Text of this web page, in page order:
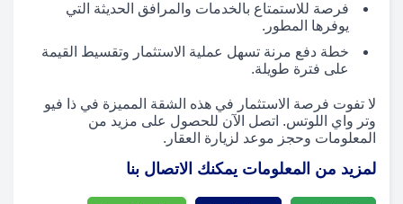
فرصة للاستمتاع بالخدمات والمرافق الحديثة التي
يوفرها المطور.
خطة دفع مرنة تسهل عملية الاستثمار وتقسيط القيمة
على فترة طويلة.
لا تفوت فرصة الاستثمار في هذه الشقة المميزة في ذا فيو
وتر واي اللوتس. اتصل الآن للحصول على مزيد من
المعلومات وحجز موعد لزيارة العقار.
لمزيد من المعلومات يمكنك الاتصال بنا